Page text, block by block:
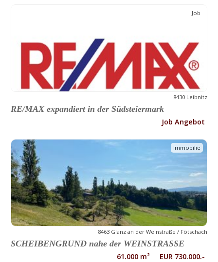
Job
8430 Leibnitz
RE/MAX expandiert in der Südsteiermark
Job Angebot
Immobilie
8463 Glanz an der Weinstraße / Fötschach
SCHEIBENGRUND nahe der WEINSTRASSE
61.000 m² EUR 730.000.-